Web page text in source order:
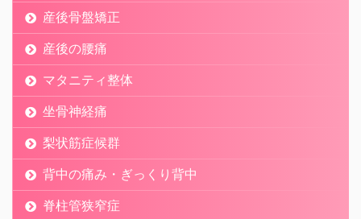
産後骨盤矯正
産後の腰痛
マタニティ整体
坐骨神経痛
梨状筋症候群
背中の痛み・ぎっくり背中
脊柱管狭窄症